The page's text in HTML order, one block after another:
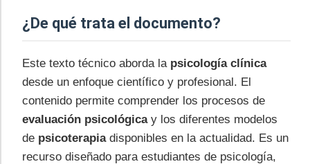
¿De qué trata el documento?
Este texto técnico aborda la psicología clínica
desde un enfoque científico y profesional. El
contenido permite comprender los procesos de
evaluación psicológicay los diferentes modelos
de psicoterapiadisponibles en la actualidad. Es un
recurso diseñado para estudiantes de psicología,